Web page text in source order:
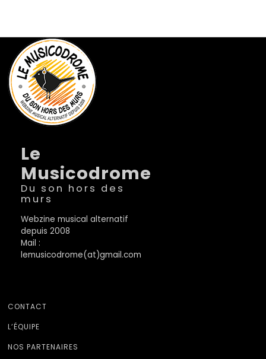
Le
Musicodrome
Du son hors des
murs
Webzine musical alternatif
depuis 2008
Mail :
lemusicodrome(at)gmail.com
CONTACT
L’ÉQUIPE
NOS PARTENAIRES